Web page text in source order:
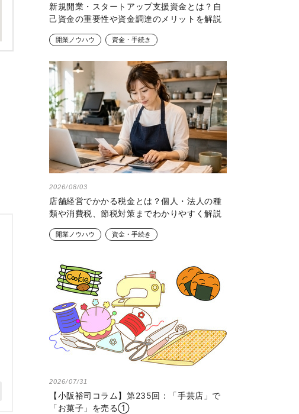
新規開業・スタートアップ支援資金とは？自
己資金の重要性や資金調達のメリットを解説
開業ノウハウ 資金・手続き
2026/08/03
店舗経営でかかる税金とは？個人・法人の種
類や消費税、節税対策までわかりやすく解説
開業ノウハウ 資金・手続き
2026/07/31
【小阪裕司コラム】第235回：「手芸店」で
「お菓子」を売る①